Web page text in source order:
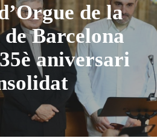
de la
Barcelona
aniversari